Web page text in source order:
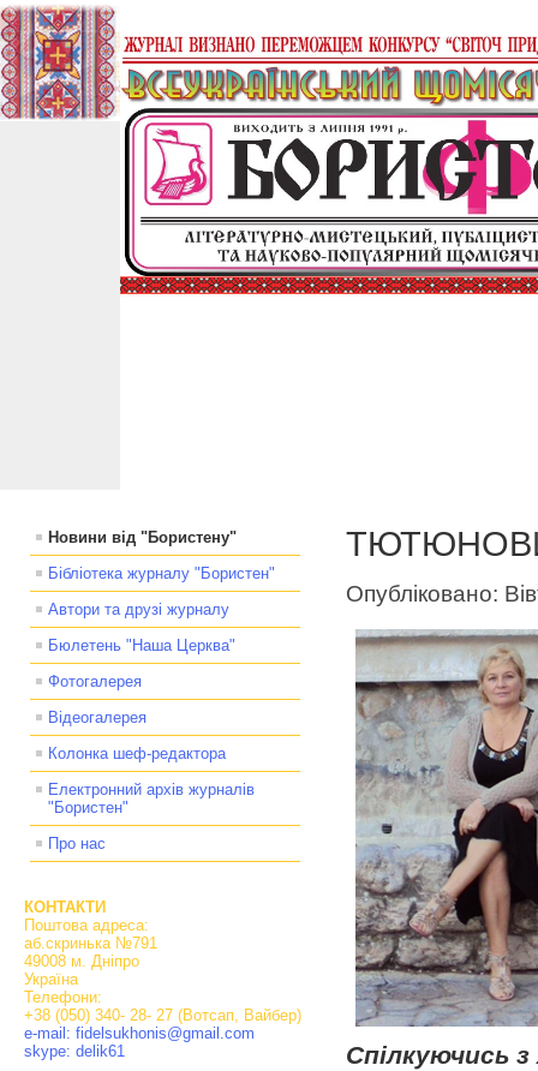
Новини від "Бористену"
Бібліотека журналу "Бористен"
Автори та друзі журналу
Бюлетень "Наша Церква"
Фотогалерея
Відеогалерея
Колонка шеф-редактора
Електронний архів журналів
"Бористен"
Про нас
КОНТАКТИ
Поштова адреса:
аб.скринька №791
49008 м. Дніпро
Україна
Телефони:
+38 (050) 340- 28- 27 (Вотсап, Вайбер)
e-mail: fidelsukhonis@gmail.com
skype: delik61
Опубліковано:
Спілкуючись з